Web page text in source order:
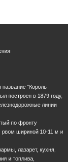
"Король
построен в 1879 году,
линии
по фронту
рвом шириной 10-11 м и
лазарет, кухня,
и топлива,